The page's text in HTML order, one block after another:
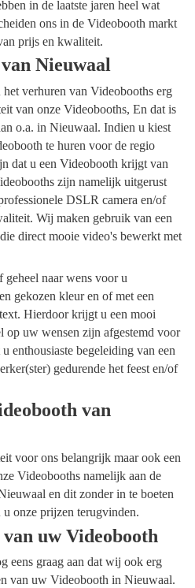
in de laatste jaren heel wat
ons in de Videobooth markt
prijs en kwaliteit.
Nieuwaal
verhuren van Videobooths erg
van onze Videobooths, En dat is
o.a. in Nieuwaal. Indien u kiest
te huren voor de regio
dat u een Videobooth krijgt van
zijn namelijk uitgerust
DSLR camera en/of
Wij maken gebruik van een
direct mooie video's bewerkt met
naar wens voor u
gekozen kleur en of met een
Hierdoor krijgt u een mooi
op uw wensen zijn afgestemd voor
enthousiaste begeleiding van een
gedurende het feest en/of
van
voor ons belangrijk maar ook een
Videobooths namelijk aan de
en dit zonder in te boeten
onze prijzen terugvinden.
uw Videobooth
eens graag aan dat wij ook erg
van uw Videobooth in Nieuwaal.